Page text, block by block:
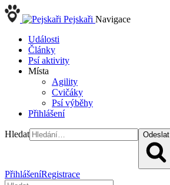
Pejskaři Navigace
Události
Články
Psí aktivity
Místa
Agility
Cvičáky
Psí výběhy
Přihlášení
Hledat Odeslat
PřihlášeníRegistrace